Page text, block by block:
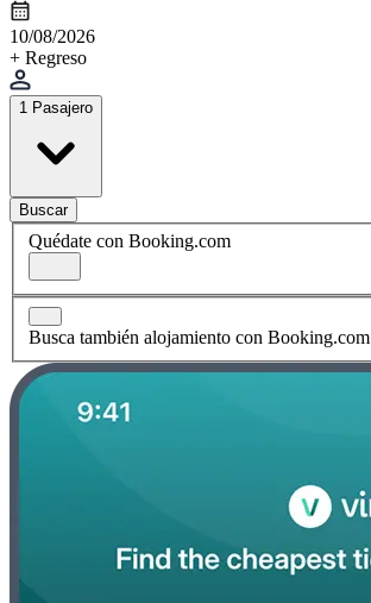
10/08/2026
+ Regreso
1 Pasajero
Buscar
Quédate con Booking.com
Busca también alojamiento con Booking.com